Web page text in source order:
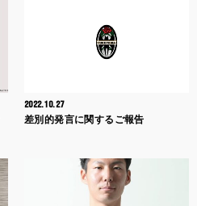
2022.10.27
差別的発言に関するご報告